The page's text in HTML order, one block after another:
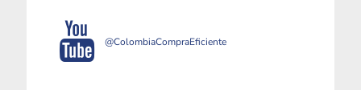
@ColombiaCompraEficiente